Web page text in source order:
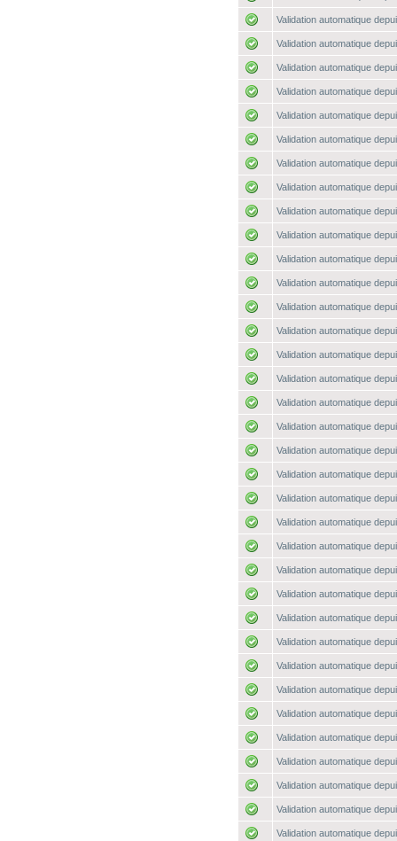
Validation automatique
Validation automatique
Validation automatique
Validation automatique
Validation automatique
Validation automatique
Validation automatique
Validation automatique
Validation automatique
Validation automatique
Validation automatique
Validation automatique
Validation automatique
Validation automatique
Validation automatique
Validation automatique
Validation automatique
Validation automatique
Validation automatique
Validation automatique
Validation automatique
Validation automatique
Validation automatique
Validation automatique
Validation automatique
Validation automatique
Validation automatique
Validation automatique
Validation automatique
Validation automatique
Validation automatique
Validation automatique
Validation automatique
Validation automatique
Validation automatique